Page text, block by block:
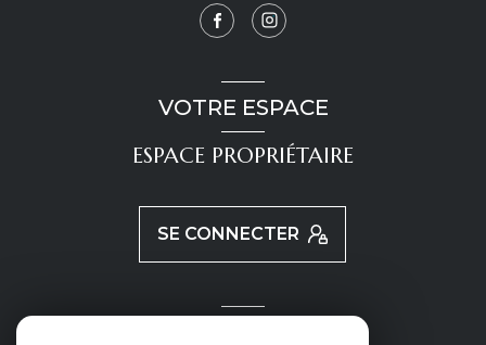
VOTRE ESPACE
ESPACE PROPRIÉTAIRE
SE CONNECTER